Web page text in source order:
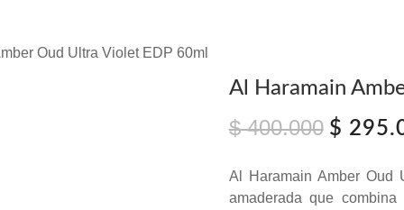
Oud Ultra Violet EDP 60ml
Al Haramain
$400.000 El
original
era:
$
Al Haramain Amber Oud
amaderada que